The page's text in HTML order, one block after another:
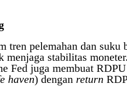
tren pelemahan dan suku
menjaga stabilitas
Fed juga membuat
haven) dengan return